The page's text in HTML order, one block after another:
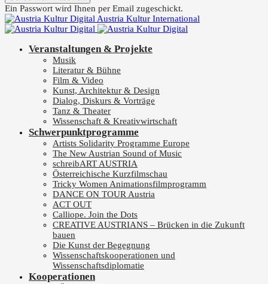
Ein Passwort wird Ihnen per Email zugeschickt.
Austria Kultur International
Veranstaltungen & Projekte
Musik
Literatur & Bühne
Film & Video
Kunst, Architektur & Design
Dialog, Diskurs & Vorträge
Tanz & Theater
Wissenschaft & Kreativwirtschaft
Schwerpunktprogramme
Artists Solidarity Programme Europe
The New Austrian Sound of Music
schreibART AUSTRIA
Österreichische Kurzfilmschau
Tricky Women Animationsfilmprogramm
DANCE ON TOUR Austria
ACT OUT
Calliope. Join the Dots
CREATIVE AUSTRIANS – Brücken in die Zukunft
bauen
Die Kunst der Begegnung
Wissenschaftskooperationen und
Wissenschaftsdiplomatie
Kooperationen